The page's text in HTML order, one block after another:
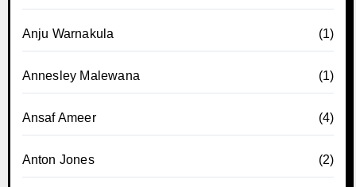
Anju Warnakula (1)
Annesley Malewana (1)
Ansaf Ameer (4)
Anton Jones (2)